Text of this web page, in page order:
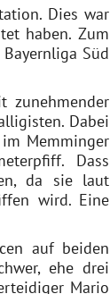
Dies war
haben. Zum
Süd
Dabei
Memminger
Dass
da sie laut
wird. Eine
auf beiden
ehe drei
Mario